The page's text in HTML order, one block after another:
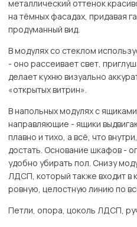
металлический оттенок
на тёмных фасадах, придавая
продуманный вид.
В модулях со стеклом
- оно рассеивает свет,
делает кухню визуально
«открытых витрин».
В напольных модулях с
направляющие - ящики
плавно и тихо, а всё, что
достать. Основание шкафов -
удобно убирать пол. Снизу
ЛДСП, который также входит в
ровную, целостную линию по
Петли, опора, цоколь ЛДСП,